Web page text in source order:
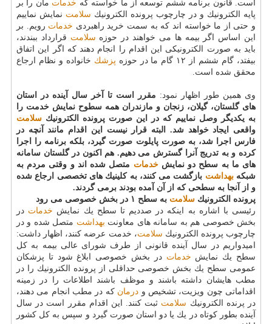
است. قانون برنامه ششم توسعه از ما خواسته كه خدمات مان را بر
پایه الكترونیك و در چارچوب پرونده الكترونیك سلامت نمایش نماییم
و حتی از ما خواسته اند كه به سمت خرید راهبردی خدمات رویم. بر
این اساس اگر بیمه ها می خواهند در حوزه سلامت قرارداد ببندند،
باید به صورت الكترونیكی این اقدام را انجام دهند كه اگر این اتفاق
بیفتد، گام ششم از ۱۲ گام ما در حوزه
پزشك خانواده و نظام ارجاع
محقق شده است.
وی همین طور اظهار نمود: مقرر است تا آخر سال آینده در استان
های گلستان، گیلان، زنجان و مازندران همه سطوح نمایش خدمت را
به یكدیگر وصل نماییم كه در این صورت پرونده الكترونیك سلامت
واقعی ایجاد خواهد شد. البته قرار نیست این اقدام مانند آنچه در
فارس اجرا شد، به صورت پایلوت صورت گیرد، بلكه برنامه را اجرا
كرده و به تدریج آنرا گسترش می دهیم. هم اكنون در گلستان سامانه
های ما به سطح دو نمایشخدمات متصل شده اند و وقتی مردم به
شبكهبهداشت بازگشت می كنند، به كلینیك های تخصصی ارجاع شده
و از آنجا به سطحی كه از آن آمده بودند برمی گردند.
پرونده الكترونیك سلامت به سطح ۱ در بخش خصوصی می رود
رئیسی با اشاره به اینكه در صددیم تا سطح یك نمایش خدمات در
بخش خصوصی هم به سامانه های معاونت بهداشت متصل شده و در
چارچوب پرونده الكترونیك سلامت، خدمت عرضه كنند، اظهار داشت:
امیدواریم در سال آینده قانونی از طرف شورای عالی بیمه به كل
سطح یك نمایش خدمات در بخش خصوصی ابلاغ شود تا پزشكان
عمومی سطح یك بخش خصوصی حداقلی از پرونده الكترونیك را در
مطب هایشان داشته باشند و موظف باشند اطلاعات را در زمینه
اقداماتی چون ویزیت، تشخیص و درمان كه در مطب انجام می دهند،
در پرنده الكترونیك سلامت ثبت كنند. این اقدام مقرر است در سال
آینده بطور كوتاه در یك یا دو استان صورت گیرد و سپس به كل كشور